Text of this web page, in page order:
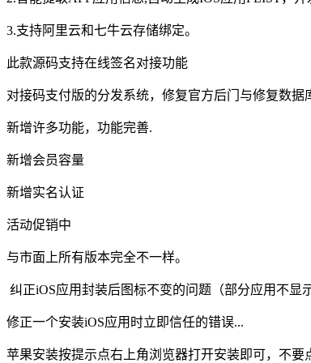
3.支持阿里云和七牛云存储绑定。
此款源码支持在线签名对接功能
对接码支付版的分发系统，修复官方后门与修复数据
新增许多功能，功能完善.
新增会员容量
新增实名认证
活动促销中
与市面上所有版本完全不一样。
纠正iOS应用封装后图标不变的问题（部分应用不显
修正一个安装iOS应用时立即信任的错误...
苹果安装按提示点右上角浏览器打开安装即可，不